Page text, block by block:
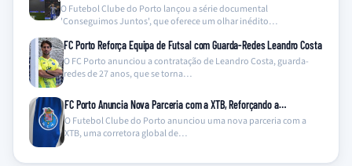
O Futebol Clube do Porto lançou a série documental
'Conseguimos Juntos', que oferece um olhar inédito…
FC Porto Reforça Equipa de Futsal com Guarda-Redes Leandro Costa
O FC Porto anunciou a contratação de Leandro Costa, guarda-
redes de 27 anos, que se torna…
FC Porto Anuncia Nova Parceria com a XTB, Reforçando a…
O Futebol Clube do Porto anunciou uma nova parceria com a
XTB, uma corretora global de…